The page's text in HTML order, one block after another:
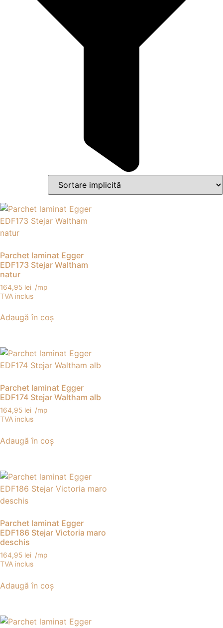
Parchet laminat Egger
EDF173 Stejar Waltham
natur
164,95 lei /mp
TVA inclus
Adaugă în coș
Parchet laminat Egger
EDF174 Stejar Waltham alb
164,95 lei /mp
TVA inclus
Adaugă în coș
Parchet laminat Egger
EDF186 Stejar Victoria maro
deschis
164,95 lei /mp
TVA inclus
Adaugă în coș